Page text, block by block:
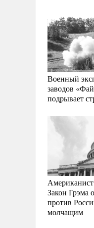
Военный
заводов
подрывает
Закон Грэма
против
молчащим